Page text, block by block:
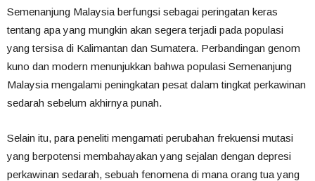
Semenanjung Malaysia berfungsi sebagai peringatan keras
tentang apa yang mungkin akan segera terjadi pada populasi
yang tersisa di Kalimantan dan Sumatera. Perbandingan genom
kuno dan modern menunjukkan bahwa populasi Semenanjung
Malaysia mengalami peningkatan pesat dalam tingkat perkawinan
sedarah sebelum akhirnya punah.
Selain itu, para peneliti mengamati perubahan frekuensi mutasi
yang berpotensi membahayakan yang sejalan dengan depresi
perkawinan sedarah, sebuah fenomena di mana orang tua yang